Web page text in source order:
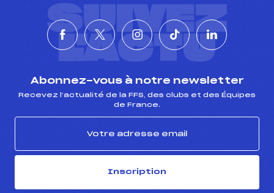
SUIVEZ
L'ACTU
Abonnez-vous à notre newsletter
Recevez l’actualité de la FFS, des clubs et des Équipes
de France.
Inscription